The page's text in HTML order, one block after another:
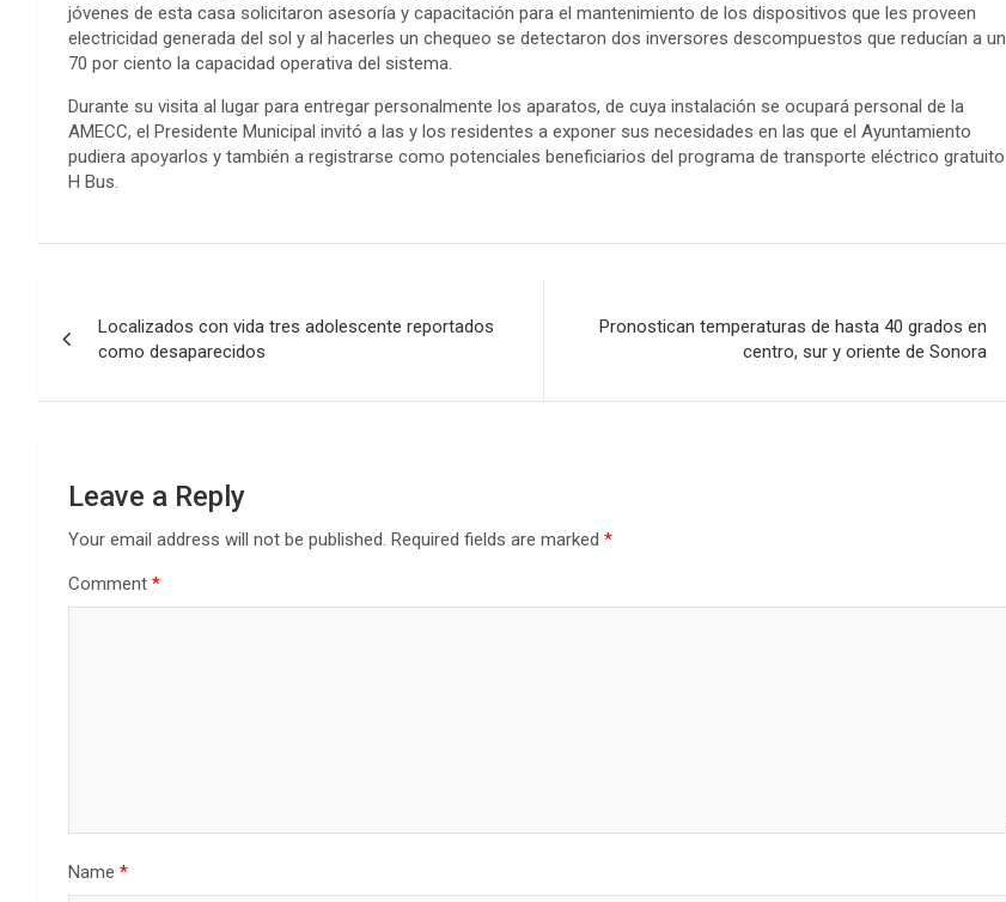
jóvenes de esta casa solicitaron asesoría y capacitación para el mantenimiento de los dispositivos que les proveen
electricidad generada del sol y al hacerles un chequeo se detectaron dos inversores descompuestos que reducían a un
70 por ciento la capacidad operativa del sistema.
Durante su visita al lugar para entregar personalmente los aparatos, de cuya instalación se ocupará personal de la
AMECC, el Presidente Municipal invitó a las y los residentes a exponer sus necesidades en las que el Ayuntamiento
pudiera apoyarlos y también a registrarse como potenciales beneficiarios del programa de transporte eléctrico gratuito
H Bus.
navigation
Localizados con vida tres adolescente reportados
como desaparecidos
Pronostican temperaturas de hasta 40 grados en
centro, sur y oriente de Sonora
Leave a Reply
Your email address will not be published. Required fields are marked *
Comment *
Name *